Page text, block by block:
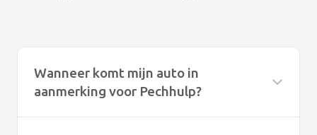
Wanneer komt mijn auto in
aanmerking voor Pechhulp?